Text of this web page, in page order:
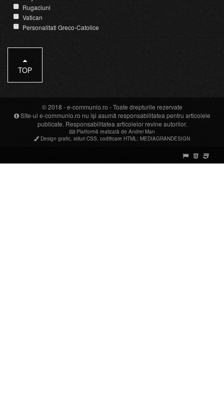
Rugaciuni
Vatican
Personalitati Greco-Catolice
TOP
© 2018 -e-communio.ro - Toate drepturile rezervate
Site-ul e-communio.ro nu își asumă responsabilitatea pentru articolele
publicate. Responsabilitatea articolelor revine autorilor.
Platformă realizată de Andrei Man
Design grafic, stiluri CSS, codificare HTML: MEDIAGRANDESIGN